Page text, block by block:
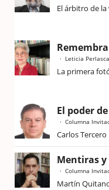
El árbitro de
Leticia
La primera
El poder
Columna
Carlos Tercero
Mentiras y
Columna
Martín